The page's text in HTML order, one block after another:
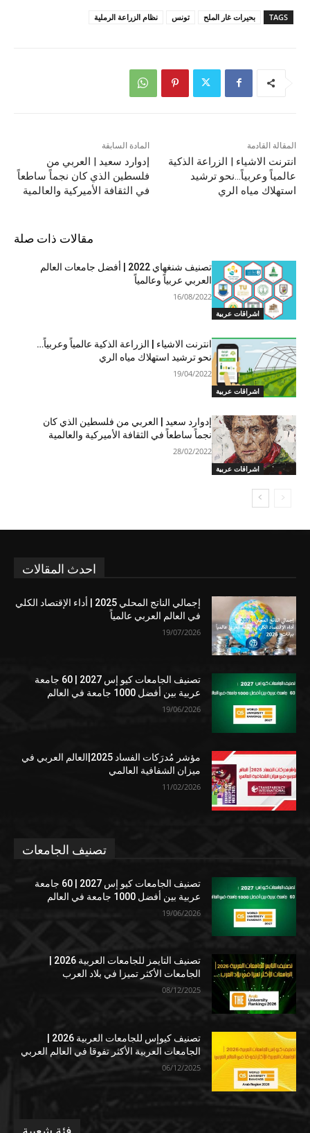
TAGS بحيرات غار الملح تونس نظام الزراعة الرملية
المادة السابقة
إدوارد سعيد | العربي من
فلسطين الذي كان نجماً ساطعاً
في الثقافة الأميركية والعالمية
المقالة القادمة
انترنت الاشياء | الزراعة الذكية
عالمياً وعربياً…نحو ترشيد
استهلاك مياه الري
مقالات ذات صلة
اشراقات عربية
تصنيف شنغهاي 2022 | أفضل جامعات العالم
العربي عربياً وعالمياً
16/08/2022
اشراقات عربية
انترنت الاشياء | الزراعة الذكية عالمياً وعربياً…
نحو ترشيد استهلاك مياه الري
19/04/2022
اشراقات عربية
إدوارد سعيد | العربي من فلسطين الذي كان
نجماً ساطعاً في الثقافة الأميركية والعالمية
28/02/2022
احدث المقالات
إجمالي الناتج المحلي 2025 | أداء الإقتصاد الكلي
في العالم العربي عالمياً
19/07/2026
تصنيف الجامعات كيو إس 2027 | 60 جامعة
عربية بين أفضل 1000 جامعة في العالم
19/06/2026
مؤشر مُدرَكات الفساد 2025|العالم العربي في
ميزان الشفافية العالمي
11/02/2026
تصنيف الجامعات
تصنيف الجامعات كيو إس 2027 | 60 جامعة
عربية بين أفضل 1000 جامعة في العالم
19/06/2026
الجامعات الأكثر تميزا في بلاد العرب
08/12/2025
الجامعات العربية الأكثر تفوقا في العالم العربي
06/12/2025